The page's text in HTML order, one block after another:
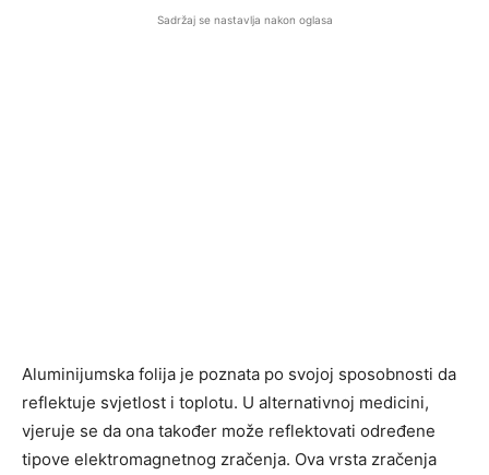
Sadržaj se nastavlja nakon oglasa
Aluminijumska folija je poznata po svojoj sposobnosti da
reflektuje svjetlost i toplotu. U alternativnoj medicini,
vjeruje se da ona također može reflektovati određene
tipove elektromagnetnog zračenja. Ova vrsta zračenja